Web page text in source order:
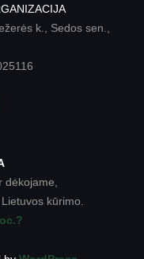
k., Sedos sen.,
dėkojame,
kūrimo.